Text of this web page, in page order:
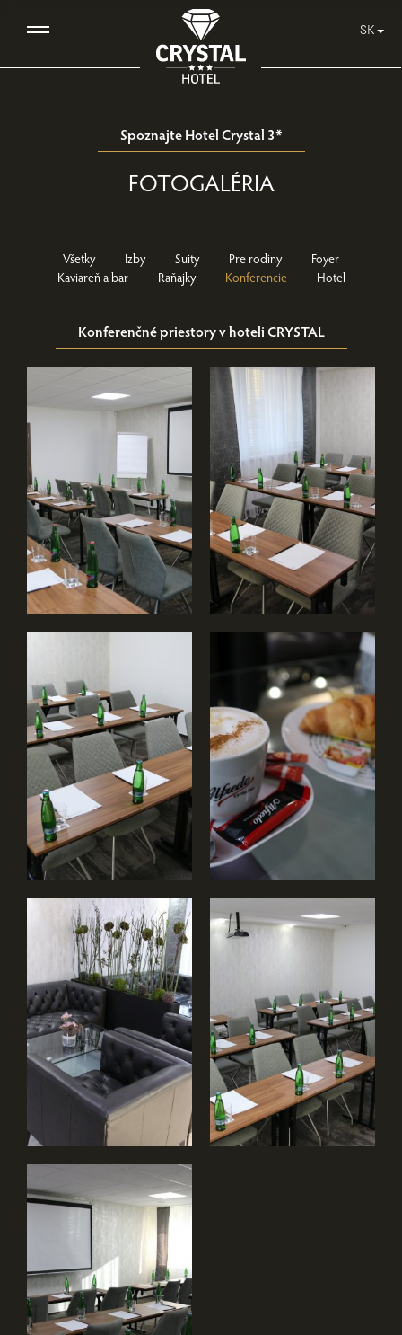
SK
Spoznajte Hotel Crystal 3*
FOTOGALÉRIA
Všetky Izby Suity Pre rodiny
Foyer
Kaviareň a bar
Raňajky Konferencie Hotel
Konferenčné priestory v hoteli CRYSTAL